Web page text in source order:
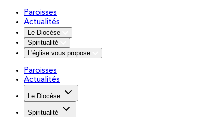
Paroisses
Actualités
Le Diocèse
Spiritualité
L'église vous propose
Paroisses
Actualités
Le Diocèse
Spiritualité